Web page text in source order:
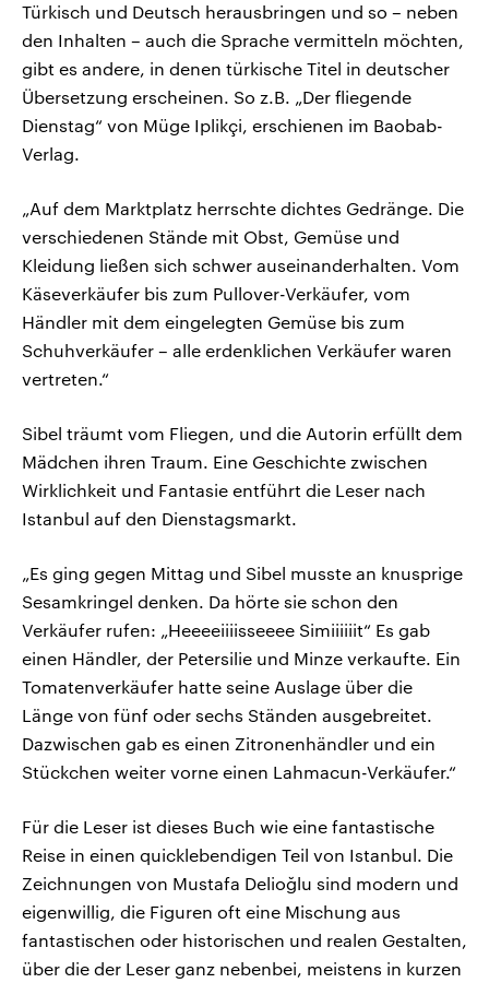
Türkisch und Deutsch herausbringen und so – neben
den Inhalten – auch die Sprache vermitteln möchten,
gibt es andere, in denen türkische Titel in deutscher
Übersetzung erscheinen. So z.B. „Der fliegende
Dienstag“ von Müge Iplikçi, erschienen im Baobab-
Verlag.
„Auf dem Marktplatz herrschte dichtes Gedränge. Die
verschiedenen Stände mit Obst, Gemüse und
Kleidung ließen sich schwer auseinanderhalten. Vom
Käseverkäufer bis zum Pullover-Verkäufer, vom
Händler mit dem eingelegten Gemüse bis zum
Schuhverkäufer – alle erdenklichen Verkäufer waren
vertreten.“
Sibel träumt vom Fliegen, und die Autorin erfüllt dem
Mädchen ihren Traum. Eine Geschichte zwischen
Wirklichkeit und Fantasie entführt die Leser nach
Istanbul auf den Dienstagsmarkt.
„Es ging gegen Mittag und Sibel musste an knusprige
Sesamkringel denken. Da hörte sie schon den
Verkäufer rufen: „Heeeeiiiisseeee Simiiiiiit“ Es gab
einen Händler, der Petersilie und Minze verkaufte. Ein
Tomatenverkäufer hatte seine Auslage über die
Länge von fünf oder sechs Ständen ausgebreitet.
Dazwischen gab es einen Zitronenhändler und ein
Stückchen weiter vorne einen Lahmacun-Verkäufer.“
Für die Leser ist dieses Buch wie eine fantastische
Reise in einen quicklebendigen Teil von Istanbul. Die
Zeichnungen von Mustafa Delioğlu sind modern und
eigenwillig, die Figuren oft eine Mischung aus
fantastischen oder historischen und realen Gestalten,
über die der Leser ganz nebenbei, meistens in kurzen